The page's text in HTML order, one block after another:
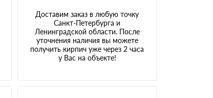
Доставим заказ в любую точку
Санкт-Петербурга и
Ленинградской области. После
уточнения наличия вы можете
получить кирпич уже через 2 часа
у Вас на объекте!